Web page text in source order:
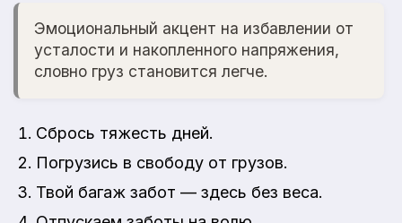
Эмоциональный акцент на избавлении от
усталости и накопленного напряжения,
словно груз становится легче.
Сбрось тяжесть дней.
Погрузись в свободу от грузов.
Твой багаж забот — здесь без веса.